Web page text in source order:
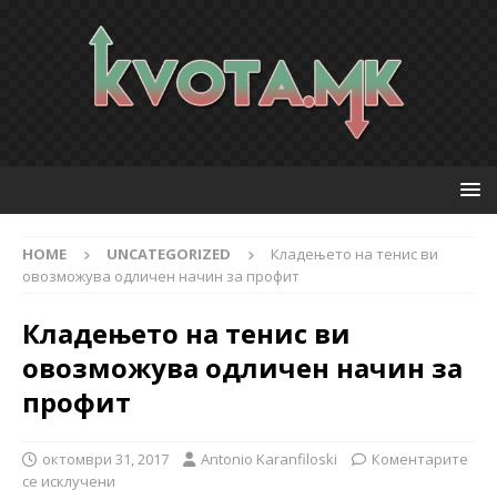
HOME UNCATEGORIZED
Кладењето на тенис ви
овозможува одличен начин за профит
Кладењето на тенис ви
овозможува одличен начин за
профит
октомври 31, 2017 Antonio Karanfiloski
Коментарите
се исклучени